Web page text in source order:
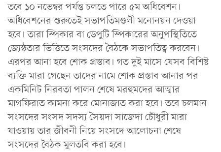
তবে ১০ নভেম্বর পর্যন্ত চলতে পারে ৫ম অধিবেশন।
অধিবেশনের শুরুতেই সভাপতিমণ্ডলী মনোনয়ন দেওয়া
হবে। তারা স্পিকার বা ডেপুটি স্পিকারের অনুপস্থিতিতে
জ্যেষ্ঠতার ভিত্তিতে সংসদের বৈঠকে সভাপতিত্ব করবেন।
এরপর আনা হবে শোক প্রস্তাব। গত দুই মাসে যেসব বিশিষ্ট
ব্যক্তি মারা গেছেন তাদের নামে শোক প্রস্তাব আনার পর
একমিনিট নিরবতা পালন শেষে মরহুমদের আত্মার
মাগফিরাত কামনা করে মোনাজাত করা হবে। তবে চলমান
সংসদের সংসদ সদস্য সৈয়দা সাজেদা চৌধুরী মারা
যাওয়ায় তার জীবনী নিয়ে সংসদে আলোচনা শেষে
সংসদের বৈঠক মুলতবি করা হবে।